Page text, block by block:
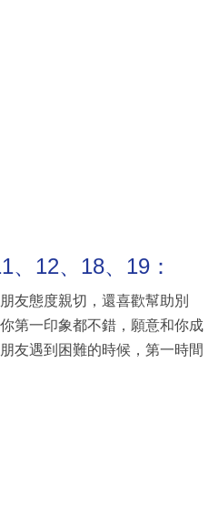
、12、18、19：
友態度親切，還喜歡幫助別
第一印象都不錯，願意和你成
友遇到困難的時候，第一時間